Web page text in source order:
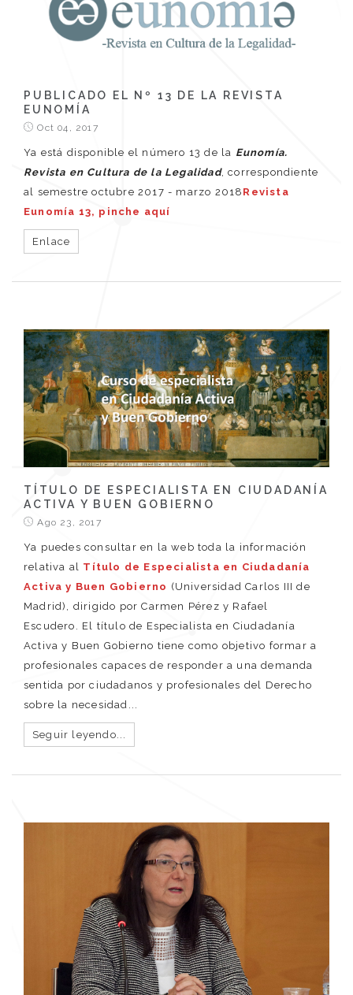
PUBLICADO EL Nº 13 DE LA REVISTA
EUNOMÍA
Oct 04, 2017
Ya está disponible el número 13 de la Eunomía.
Revista en Cultura de la Legalidad, correspondiente
al semestre octubre 2017 - marzo 2018 Revista
Eunomía 13, pinche aquí
Enlace
TÍTULO DE ESPECIALISTA EN CIUDADANÍA
ACTIVA Y BUEN GOBIERNO
Ago 23, 2017
Ya puedes consultar en la web toda la información
relativa al Título de Especialista en Ciudadanía
Activa y Buen Gobierno (Universidad Carlos III de
Madrid), dirigido por Carmen Pérez y Rafael
Escudero. El título de Especialista en Ciudadanía
Activa y Buen Gobierno tiene como objetivo formar a
profesionales capaces de responder a una demanda
sentida por ciudadanos y profesionales del Derecho
sobre la necesidad...
Seguir leyendo...